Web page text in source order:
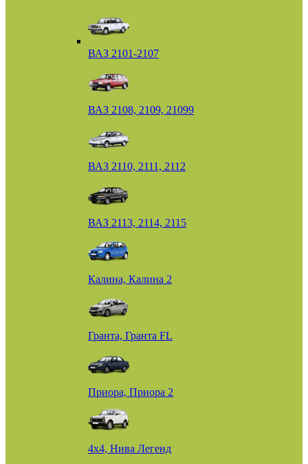
ВАЗ 2101-2107
ВАЗ 2108, 2109, 21099
ВАЗ 2110, 2111, 2112
ВАЗ 2113, 2114, 2115
Калина, Калина 2
Гранта, Гранта FL
Приора, Приора 2
4х4, Нива Легенд